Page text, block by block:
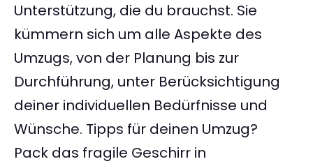
Unterstützung, die du brauchst. Sie
kümmern sich um alle Aspekte des
Umzugs, von der Planung bis zur
Durchführung, unter Berücksichtigung
deiner individuellen Bedürfnisse und
Wünsche. Tipps für deinen Umzug?
Pack das fragile Geschirr in